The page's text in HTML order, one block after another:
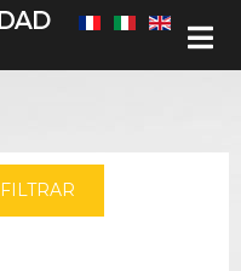
FILTRAR